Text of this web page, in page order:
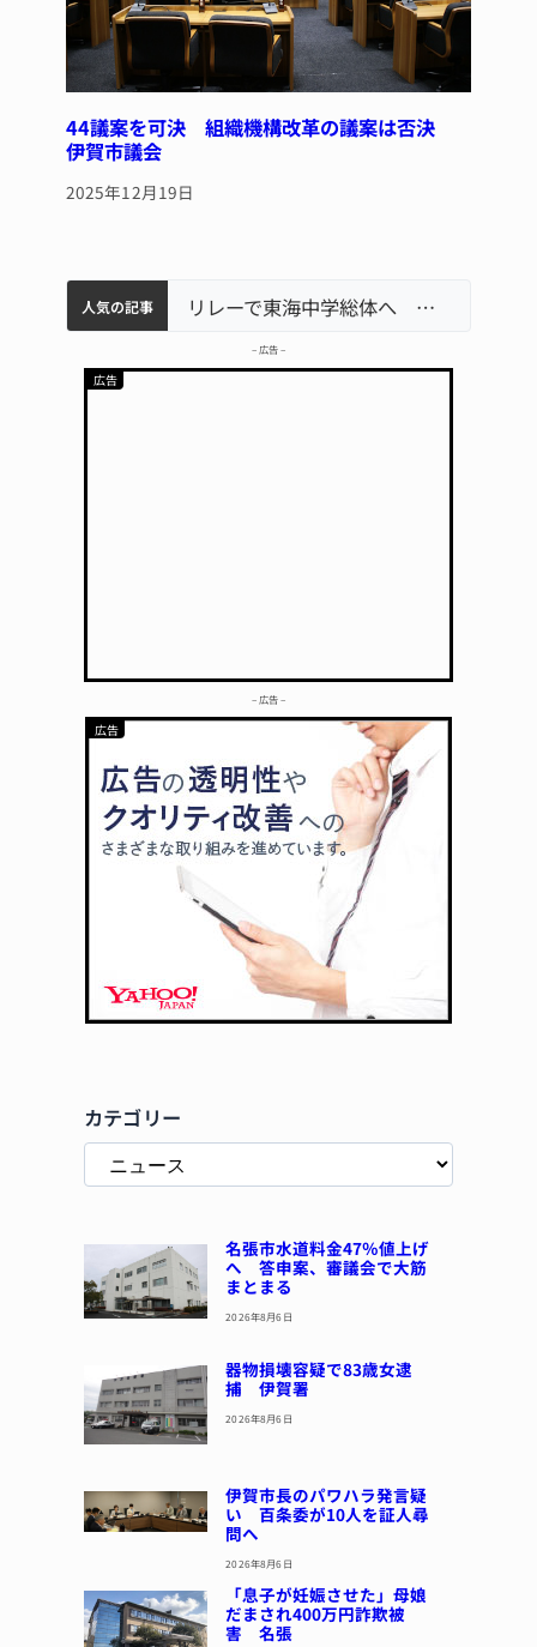
44議案を可決 組織機構改革の議案は否決
伊賀市議会
2025年12月19日
人気の記事
中学校の陶壁モニュメント 地元建設会社がボランティアで清掃 伊賀名張市立病院のDMAT、熊本地震の被災地へ 能登以来3回目の派遣
【インターハイ⑨】ソフトテニス ミス減らし上位狙う 近大高専 リレーで東海中学総体へ 伊賀・名張
– 広告 –
– 広告 –
カテゴリー
名張市水道料金47％値上げ
へ 答申案、審議会で大筋
まとまる
2026年8月6日
器物損壊容疑で83歳女逮
捕 伊賀署
2026年8月6日
伊賀市長のパワハラ発言疑
い 百条委が10人を証人尋
問へ
2026年8月6日
「息子が妊娠させた」母娘
だまされ400万円詐欺被
害 名張